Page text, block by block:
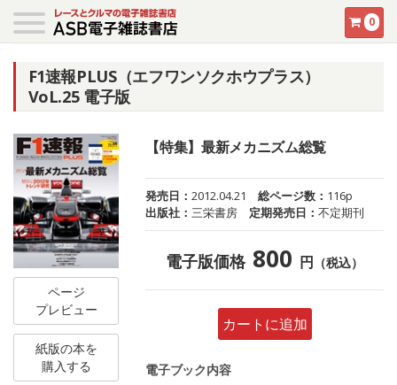
0
F1速報PLUS（エフワンソクホウプラス）
VoL.25 電子版
ページ
プレビュー
紙版の本を
購入する
【特集】最新メカニズム総覧
発売日：2012.04.21 総ページ数： 116p
出版社：三栄書房 定期発売日：不定期刊
電子版価格 800 円 （税込）
カートに追加
電子ブック内容